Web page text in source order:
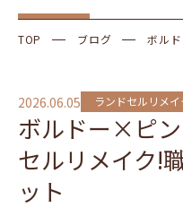
TOP ブログ
ボル
2026.06.05 ランドセルリメイ
ボルドー×ピ
セルリメイク!
ット